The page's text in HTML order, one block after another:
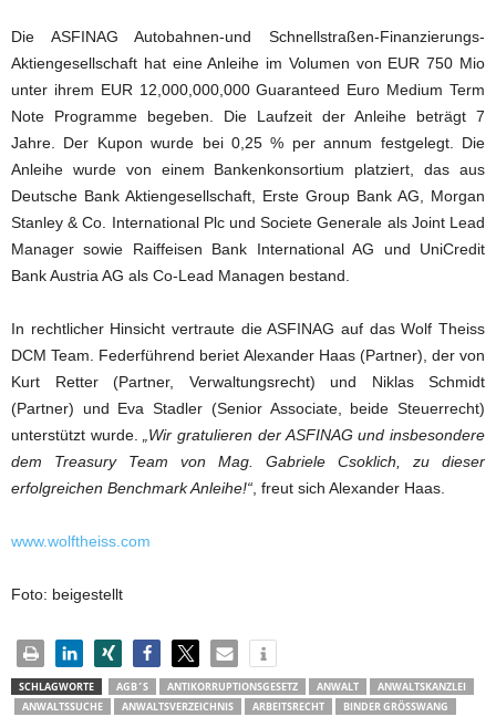
Die ASFINAG Autobahnen-und Schnellstraßen-Finanzierungs-
Aktiengesellschaft hat eine Anleihe im Volumen von EUR 750 Mio
unter ihrem EUR 12,000,000,000 Guaranteed Euro Medium Term
Note Programme begeben. Die Laufzeit der Anleihe beträgt 7
Jahre. Der Kupon wurde bei 0,25 % per annum festgelegt. Die
Anleihe wurde von einem Bankenkonsortium platziert, das aus
Deutsche Bank Aktiengesellschaft, Erste Group Bank AG, Morgan
Stanley & Co. International Plc und Societe Generale als Joint Lead
Manager sowie Raiffeisen Bank International AG und UniCredit
Bank Austria AG als Co-Lead Managen bestand.
In rechtlicher Hinsicht vertraute die ASFINAG auf das Wolf Theiss
DCM Team. Federführend beriet Alexander Haas (Partner), der von
Kurt Retter (Partner, Verwaltungsrecht) und Niklas Schmidt
(Partner) und Eva Stadler (Senior Associate, beide Steuerrecht)
unterstützt wurde.
„Wir gratulieren der ASFINAG und insbesondere
dem Treasury Team von Mag. Gabriele Csoklich, zu dieser
erfolgreichen Benchmark Anleihe!“ , freut sich Alexander Haas.
www.wolftheiss.com
Foto: beigestellt
SCHLAGWORTE AGB´S ANTIKORRUPTIONSGESETZ ANWALT
ANWALTSKANZLEI
ANWALTSSUCHE
ANWALTSVERZEICHNIS ARBEITSRECHT
BINDER GRÖSSWANG